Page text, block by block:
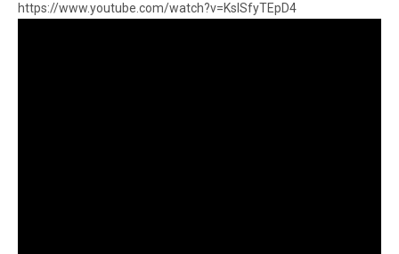
https://www.youtube.com/watch?v=KslSfyTEpD4